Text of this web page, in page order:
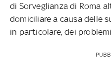
di Sorveglianza di Roma
domiciliare a causa delle
in particolare, dei